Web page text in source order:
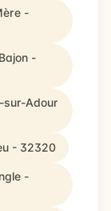
-
-
sur-Adour
- 32320
-